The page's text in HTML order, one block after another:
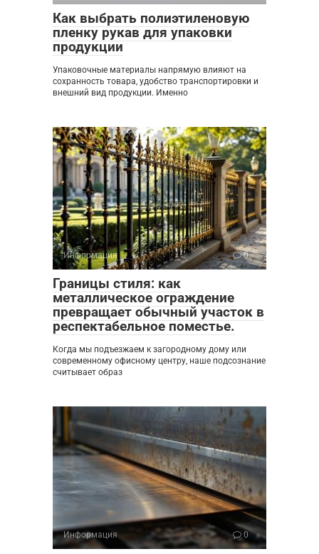
Как выбрать полиэтиленовую
пленку рукав для упаковки
продукции
Упаковочные материалы напрямую влияют на
сохранность товара, удобство транспортировки и
внешний вид продукции. Именно
Информация 0
Границы стиля: как
металлическое ограждение
превращает обычный участок в
респектабельное поместье.
Когда мы подъезжаем к загородному дому или
современному офисному центру, наше подсознание
считывает образ
Информация 0